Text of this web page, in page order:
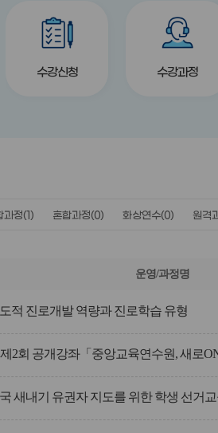
title
수강신청
title
수강과정
과정(1) 혼합과정(0) 화상연수(0) 원격
운영/과정명
적 진로개발 역량과 진로학습 유형
제2회 공개강좌「중앙교육연수원, 새로
새내기 유권자 지도를 위한 학생 선거